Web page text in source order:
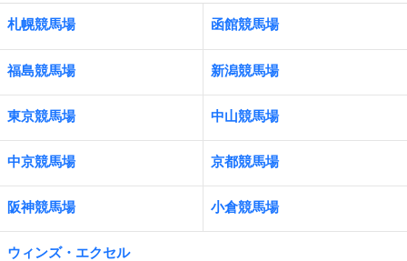
札幌競馬場 函館競馬場
福島競馬場 新潟競馬場
東京競馬場 中山競馬場
中京競馬場 京都競馬場
阪神競馬場 小倉競馬場
ウィンズ・エクセル